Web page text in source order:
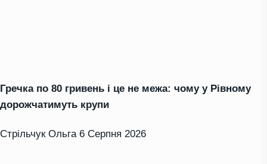
Гречка по 80 гривень і це не межа: чому у Рівному
дорожчатимуть крупи
Стрільчук Ольга 6 Серпня 2026